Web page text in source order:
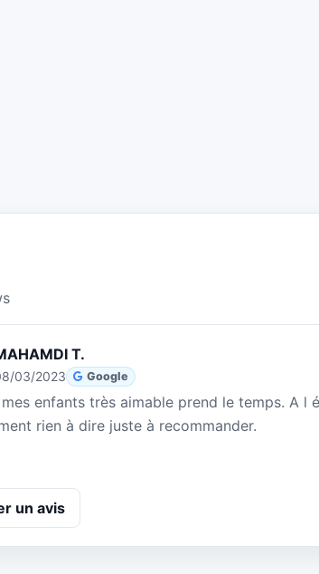
T.
03/2023 Google
enfants très aimable prend le temps. A
rien à dire juste à recommander.
un avis